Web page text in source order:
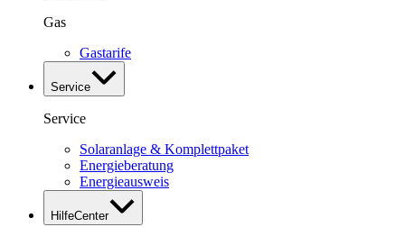
Gas
Gastarife
Service
Service
Solaranlage & Komplettpaket
Energieberatung
Energieausweis
HilfeCenter